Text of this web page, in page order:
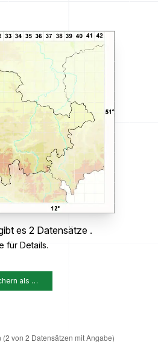
es 2 Datensätze .
für Details.
als …